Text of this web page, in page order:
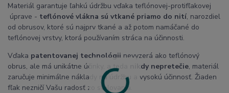
Materiál garantuje ľahkú údržbu vďaka teflónovej-protifľakovej
úprave - teflónové vlákna sú vtkané priamo do nití, narozdiel
od obrusov, ktoré sú najprv tkané a až potom namáčané do
teflónovej vrstvy, ktorá používaním stráca na účinnosti.
Vďaka patentovanej technológii nevyzerá ako teflónový
obrus, ale má unikátne účinky, a teda
nikdy nepretečie, materiál
zaručuje minimálne náklady na údržbu a vysokú účinnosť. Žiaden
fľak nezničí Vašu radosť zo stolovania.